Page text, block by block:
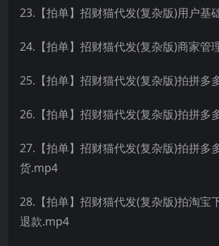
23.【拍单】招财猫代发(复杂版)用户基
24.【拍单】招财猫代发(复杂版)商家管
25.【拍单】招财猫代发(复杂版)拍拼多
26.【拍单】招财猫代发(复杂版)拍拼多
27.【拍单】招财猫代发(复杂版)拍拼多
货.mp4
28.【拍单】招财猫代发(复杂版)拍淘宝
退款.mp4